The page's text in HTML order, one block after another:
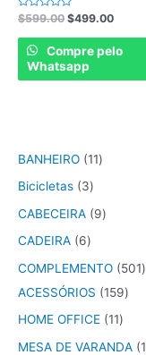
Rated
0
out
$599.00 $499.00
Compre pelo
Whatsapp
BANHEIRO 11
Bicicletas
3
CABECEIRA
9
CADEIRA
6
COMPLEMENTO
501
ACESSÓRIOS
159
HOME OFFICE 11
MESA DE VARANDA 1